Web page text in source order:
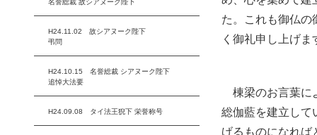
た。これも御仏の
く御礼申し上げま
棟梁のお言葉に
総伽藍を建立して
げるものになれば
名誉総裁 故シアヌーク陛下
H24.11.02 故シアヌーク陛下
弔問
H24.10.15 名誉総裁 シアヌーク陛下
追悼大法要
H24.09.08 タイ法王猊下 栄誉称号